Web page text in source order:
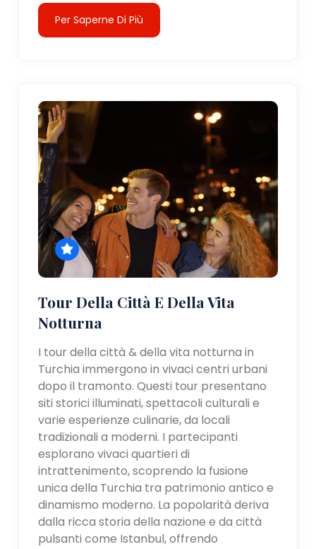
Per Saperne Di Più
Tour Della Città E Della Vita
Notturna
I tour della città & della vita notturna in
Turchia immergono in vivaci centri urbani
dopo il tramonto. Questi tour presentano
siti storici illuminati, spettacoli culturali e
varie esperienze culinarie, da locali
tradizionali a moderni. I partecipanti
esplorano vivaci quartieri di
intrattenimento, scoprendo la fusione
unica della Turchia tra patrimonio antico e
dinamismo moderno. La popolarità deriva
dalla ricca storia della nazione e da città
pulsanti come Istanbul, offrendo